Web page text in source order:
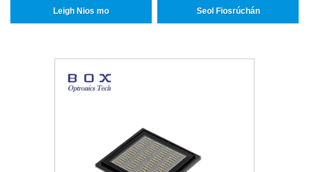
Leigh Nios mo Seol Fiosrúchán